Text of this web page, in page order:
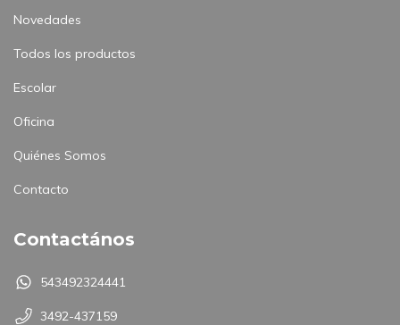
Novedades
Todos los productos
Escolar
Oficina
Quiénes Somos
Contacto
Contactános
543492324441
3492-437159